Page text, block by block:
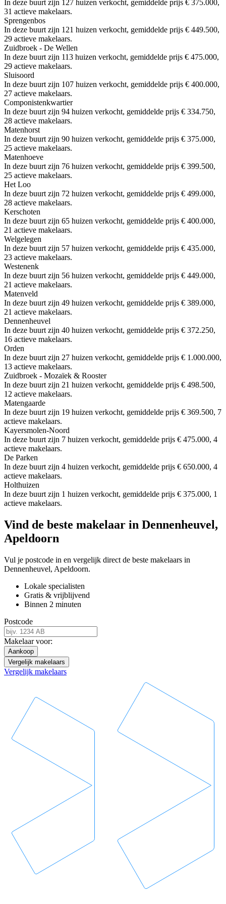
In deze buurt zijn 127 huizen verkocht, gemiddelde prijs € 375.000,
31 actieve makelaars.
Sprengenbos
In deze buurt zijn 121 huizen verkocht, gemiddelde prijs € 449.500,
29 actieve makelaars.
Zuidbroek - De Wellen
In deze buurt zijn 113 huizen verkocht, gemiddelde prijs € 475.000,
29 actieve makelaars.
Sluisoord
In deze buurt zijn 107 huizen verkocht, gemiddelde prijs € 400.000,
27 actieve makelaars.
Componistenkwartier
In deze buurt zijn 94 huizen verkocht, gemiddelde prijs € 334.750,
28 actieve makelaars.
Matenhorst
In deze buurt zijn 90 huizen verkocht, gemiddelde prijs € 375.000,
25 actieve makelaars.
Matenhoeve
In deze buurt zijn 76 huizen verkocht, gemiddelde prijs € 399.500,
25 actieve makelaars.
Het Loo
In deze buurt zijn 72 huizen verkocht, gemiddelde prijs € 499.000,
28 actieve makelaars.
Kerschoten
In deze buurt zijn 65 huizen verkocht, gemiddelde prijs € 400.000,
21 actieve makelaars.
Welgelegen
In deze buurt zijn 57 huizen verkocht, gemiddelde prijs € 435.000,
23 actieve makelaars.
Westenenk
In deze buurt zijn 56 huizen verkocht, gemiddelde prijs € 449.000,
21 actieve makelaars.
Matenveld
In deze buurt zijn 49 huizen verkocht, gemiddelde prijs € 389.000,
21 actieve makelaars.
Dennenheuvel
In deze buurt zijn 40 huizen verkocht, gemiddelde prijs € 372.250,
16 actieve makelaars.
Orden
In deze buurt zijn 27 huizen verkocht, gemiddelde prijs € 1.000.000,
13 actieve makelaars.
Zuidbroek - Mozaïek & Rooster
In deze buurt zijn 21 huizen verkocht, gemiddelde prijs € 498.500,
12 actieve makelaars.
Matengaarde
In deze buurt zijn 19 huizen verkocht, gemiddelde prijs € 369.500, 7
actieve makelaars.
Kayersmolen-Noord
In deze buurt zijn 7 huizen verkocht, gemiddelde prijs € 475.000, 4
actieve makelaars.
De Parken
In deze buurt zijn 4 huizen verkocht, gemiddelde prijs € 650.000, 4
actieve makelaars.
Holthuizen
In deze buurt zijn 1 huizen verkocht, gemiddelde prijs € 375.000, 1
actieve makelaars.
Vind de beste makelaar in Dennenheuvel,
Apeldoorn
Vul je postcode in en vergelijk direct de beste makelaars in
Dennenheuvel, Apeldoorn.
Lokale specialisten
Gratis & vrijblijvend
Binnen 2 minuten
Postcode
Makelaar voor:
Aankoop
Vergelijk makelaars
Vergelijk makelaars